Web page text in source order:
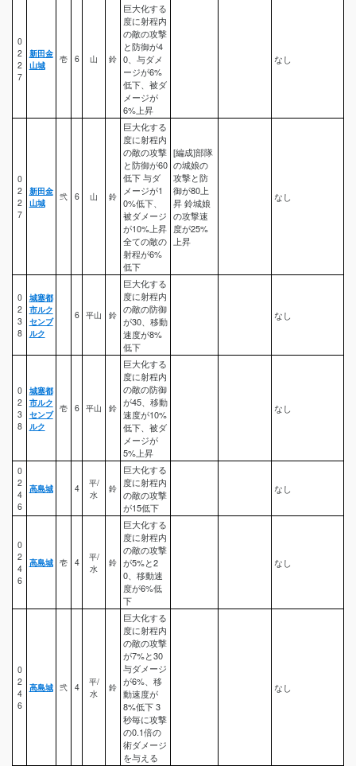
0
2
2
7
新田金
山城
壱 6 山 鈴
巨大化する
度に射程内
の敵の攻撃
と防御が4
0、与ダメ
ージが6%
低下、被ダ
メージが
6%上昇
なし
0
2
2
7
新田金
山城
弐 6 山 鈴
巨大化する
度に射程内
の敵の攻撃
と防御が60
低下 与ダ
メージが1
0%低下、
被ダメージ
が10%上昇
全ての敵の
射程が6%
低下
[編成]部隊
の城娘の
攻撃と防
御が80上
昇 鈴城娘
の攻撃速
度が25%
上昇
なし
0
2
3
8
城塞都
市ルク
センブ
ルク
6 平山 鈴
巨大化する
度に射程内
の敵の防御
が30、移動
速度が8%
低下
なし
0
2
3
8
城塞都
市ルク
センブ
ルク
壱 6 平山 鈴
巨大化する
度に射程内
の敵の防御
が45、移動
速度が10%
低下、被ダ
メージが
5%上昇
なし
0
2
4
6
高島城 4
平/
水
鈴
巨大化する
度に射程内
の敵の攻撃
が15低下
なし
0
2
4
6
高島城 壱 4
平/
水
鈴
巨大化する
度に射程内
の敵の攻撃
が5%と2
0、移動速
度が6%低
下
なし
0
2
4
6
高島城 弐 4
平/
水
鈴
巨大化する
度に射程内
の敵の攻撃
が7%と30
与ダメージ
が6%、移
動速度が
8%低下 3
秒毎に攻撃
の0.1倍の
術ダメージ
を与える
なし